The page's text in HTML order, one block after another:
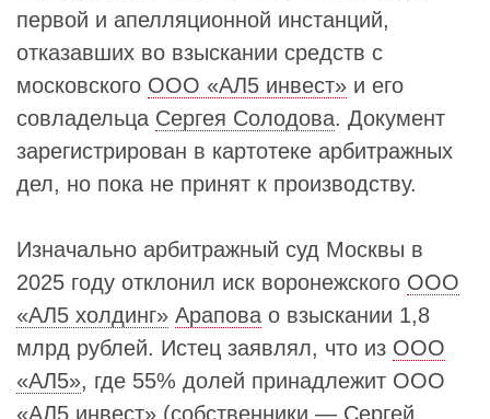
первой и апелляционной инстанций,
отказавших во взыскании средств с
московского ООО «АЛ5 инвест» и его
совладельца Сергея Солодова. Документ
зарегистрирован в картотеке арбитражных
дел, но пока не принят к производству.
Изначально арбитражный суд Москвы в
2025 году отклонил иск воронежского ООО
«АЛ5 холдинг» Арапова о взыскании 1,8
млрд рублей. Истец заявлял, что из ООО
«АЛ5», где 55% долей принадлежит ООО
«АЛ5 инвест» (собственники — Сергей